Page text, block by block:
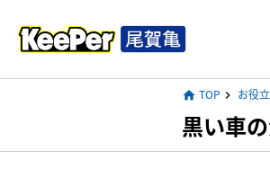
home TOP navigate_next お役
黒い車